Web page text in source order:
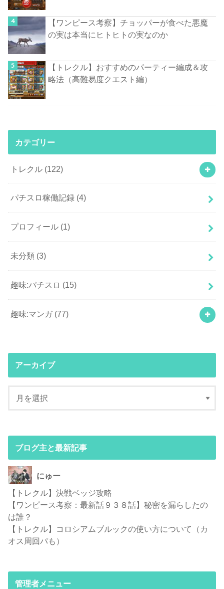
【ワンピース考察】チョッパーが食べた悪魔
の実は本当にヒトヒトの実なのか
【トレクル】おすすめのパーティー編成＆攻
略法（高難易度クエスト編）
カテゴリー
トレクル (122)
パチスロ稼働記録 (4)
プロフィール (1)
未分類 (3)
趣味:パチスロ (15)
趣味:マンガ (77)
アーカイブ
ブログ主と最新記事
にゅー
【トレクル】決戦ベッジ攻略
【ワンピース考察：最新話９３８話】秘密を漏らしたの
は誰？
【トレクル】コロシアムブルックの使い方について（カ
オス周回パも）
管理者メニュー